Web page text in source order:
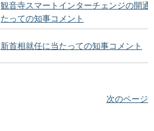
観音寺スマートインターチェンジの開通
たっての知事コメント
新首相就任に当たっての知事コメント
次のページ